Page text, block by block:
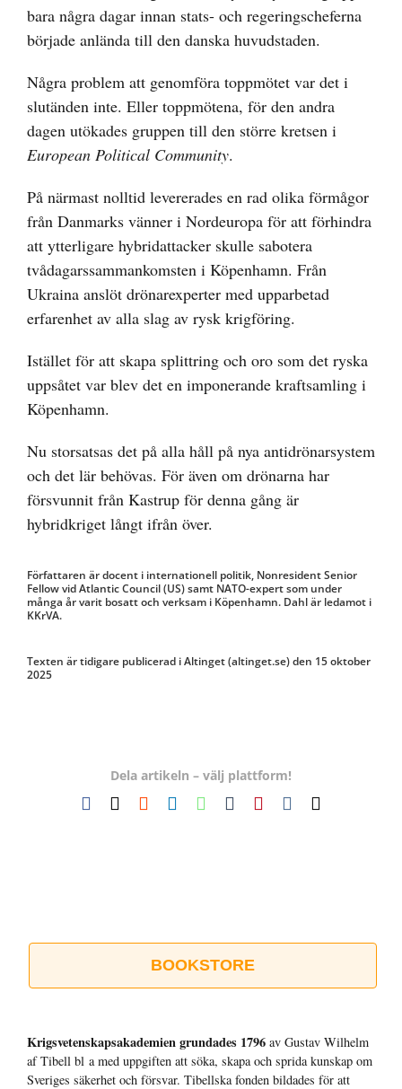
bara några dagar innan stats- och regeringscheferna
började anlända till den danska huvudstaden.
Några problem att genomföra toppmötet var det i
slutänden inte. Eller toppmötena, för den andra
dagen utökades gruppen till den större kretsen i
European Political Community.
På närmast nolltid levererades en rad olika förmågor
från Danmarks vänner i Nordeuropa för att förhindra
att ytterligare hybridattacker skulle sabotera
tvådagarssammankomsten i Köpenhamn. Från
Ukraina anslöt drönarexperter med upparbetad
erfarenhet av alla slag av rysk krigföring.
Istället för att skapa splittring och oro som det ryska
uppsåtet var blev det en imponerande kraftsamling i
Köpenhamn.
Nu storsatsas det på alla håll på nya antidrönarsystem
och det lär behövas. För även om drönarna har
försvunnit från Kastrup för denna gång är
hybridkriget långt ifrån över.
Författaren är docent i internationell politik, Nonresident Senior
Fellow vid Atlantic Council (US) samt NATO-expert som under
många år varit bosatt och verksam i Köpenhamn. Dahl är ledamot i
KKrVA.
Texten är tidigare publicerad i Altinget (altinget.se) den 15 oktober
2025
Dela artikeln – välj plattform!
Facebook RedditLinkedInWhatsApp
TumblrPinterest
Vk
BOOKSTORE
Krigsvetenskap­sakademien grundades 1796 av Gustav Wilhelm
af Tibell bl a med uppgiften att söka, skapa och sprida kunskap om
Sveriges säkerhet och försvar. Tibellska fonden bildades för att